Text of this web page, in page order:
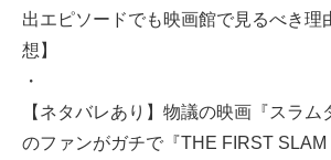
出エピソードでも映画館で見るべき理
想】
・
【ネタバレあり】物議の映画『スラ
のファンがガチで『THE FIRST